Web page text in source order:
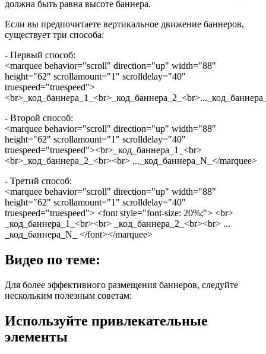
должна быть равна высоте баннера.
Если вы предпочитаете вертикальное движение баннеров,
существует три способа:
- Первый способ:
<marquee behavior="scroll" direction="up" width="88"
height="62" scrollamount="1" scrolldelay="40"
truespeed="truespeed">
- Второй способ:
<marquee behavior="scroll" direction="up" width="88"
height="62" scrollamount="1" scrolldelay="40"
truespeed="truespeed"><br>_код_баннера_1_<br>
<br>_код_баннера_2_<br><br> ..._код_баннера_N_</marquee>
- Третий способ:
<marquee behavior="scroll" direction="up" width="88"
height="62" scrollamount="1" scrolldelay="40"
truespeed="truespeed"> <font style="font-size: 20%;"> <br>
_код_баннера_1_<br><br> _код_баннера_2_<br><br> ...
_код_баннера_N_ </font></marquee>
Видео по теме:
Для более эффективного размещения баннеров, следуйте
нескольким полезным советам:
Используйте привлекательные
элементы